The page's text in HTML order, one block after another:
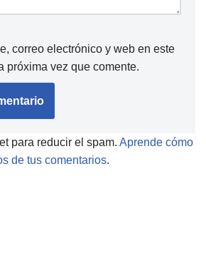
correo electrónico y web en este
próxima vez que comente.
para reducir el spam. Aprende cómo
de tus comentarios.